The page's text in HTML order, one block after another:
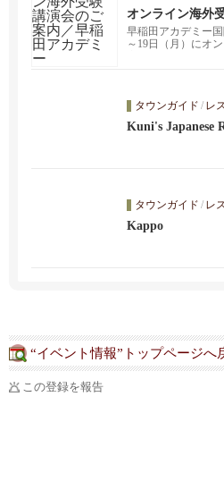
オンライン海外
稲田アカデミー
早稲田アカデミー国
～19日（月）にオ
タウンガイド / レ
Kuni's Japanese
タウンガイド / レ
Kappo
“イベント情報”トップページへ
この登録を報告